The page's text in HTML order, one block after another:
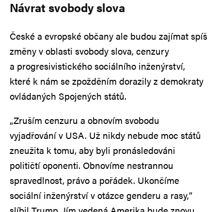
Návrat svobody slova
České a evropské občany ale budou zajímat spíš
změny v oblasti svobody slova, cenzury
a progresivistického sociálního inženýrství,
které k nám se zpožděním dorazily z demokraty
ovládaných Spojených států.
„Zruším cenzuru a obnovím svobodu
vyjadřování v USA. Už nikdy nebude moc států
zneužita k tomu, aby byli pronásledováni
političtí oponenti. Obnovíme nestrannou
spravedlnost, právo a pořádek. Ukončíme
sociální inženýrství v otázce genderu a rasy,“